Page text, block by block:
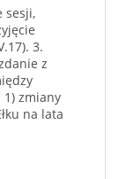
sesji,
3.
z
zmiany
na lata